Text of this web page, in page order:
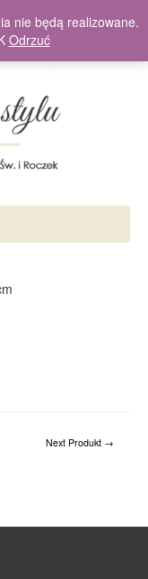
Next Produkt →
nie będą realizowane.
Odrzuć